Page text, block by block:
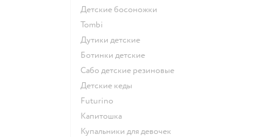
Детские босоножки
Tombi
Дутики детские
Ботинки детские
Сабо детские резиновые
Детские кеды
Futurino
Капитошка
Купальники для девочек